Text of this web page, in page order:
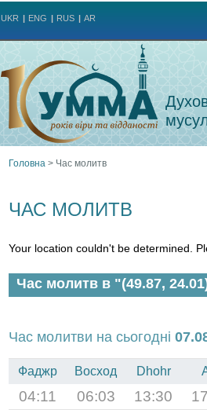
UKR ENG RUS AR
тут
Головна > Час молитв
ЧАС МОЛИТВ
Your location couldn't be determined.
Час молитв в "(49.87,
Час молитви на сьогодні
Фаджр Восход Dhohr
04:11 06:03 13:30